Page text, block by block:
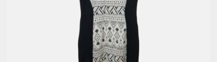
Marketplace
Guide